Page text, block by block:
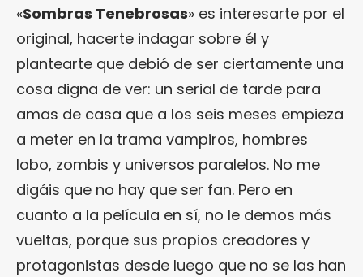
«Sombras Tenebrosas» es interesarte por el
original, hacerte indagar sobre él y
plantearte que debió de ser ciertamente una
cosa digna de ver: un serial de tarde para
amas de casa que a los seis meses empieza
a meter en la trama vampiros, hombres
lobo, zombis y universos paralelos. No me
digáis que no hay que ser fan. Pero en
cuanto a la película en sí, no le demos más
vueltas, porque sus propios creadores y
protagonistas desde luego que no se las han